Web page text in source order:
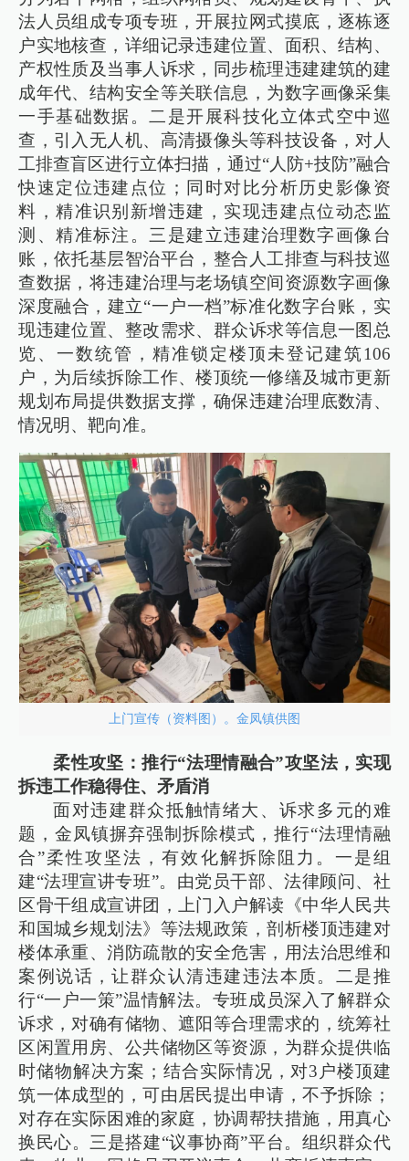
法人员组成专项专班，开展拉网式摸底，逐栋逐
户实地核查，详细记录违建位置、面积、结构、
产权性质及当事人诉求，同步梳理违建建筑的建
成年代、结构安全等关联信息，为数字画像采集
一手基础数据。二是开展科技化立体式空中巡
查，引入无人机、高清摄像头等科技设备，对人
工排查盲区进行立体扫描，通过“人防+技防”融合
快速定位违建点位；同时对比分析历史影像资
料，精准识别新增违建，实现违建点位动态监
测、精准标注。三是建立违建治理数字画像台
账，依托基层智治平台，整合人工排查与科技巡
查数据，将违建治理与老场镇空间资源数字画像
深度融合，建立“一户一档”标准化数字台账，实
现违建位置、整改需求、群众诉求等信息一图总
览、一数统管，精准锁定楼顶未登记建筑106
户，为后续拆除工作、楼顶统一修缮及城市更新
规划布局提供数据支撑，确保违建治理底数清、
情况明、靶向准。
上门宣传（资料图）。金凤镇供图
柔性攻坚：推行“法理情融合”攻坚法，实现
拆违工作稳得住、矛盾消
面对违建群众抵触情绪大、诉求多元的难
题，金凤镇摒弃强制拆除模式，推行“法理情融
合”柔性攻坚法，有效化解拆除阻力。一是组
建“法理宣讲专班”。由党员干部、法律顾问、社
区骨干组成宣讲团，上门入户解读《中华人民共
和国城乡规划法》等法规政策，剖析楼顶违建对
楼体承重、消防疏散的安全危害，用法治思维和
案例说话，让群众认清违建违法本质。二是推
行“一户一策”温情解法。专班成员深入了解群众
诉求，对确有储物、遮阳等合理需求的，统筹社
区闲置用房、公共储物区等资源，为群众提供临
时储物解决方案；结合实际情况，对3户楼顶建
筑一体成型的，可由居民提出申请，不予拆除；
对存在实际困难的家庭，协调帮扶措施，用真心
换民心。三是搭建“议事协商”平台。组织群众代